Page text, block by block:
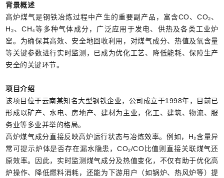
背景概述
高炉煤气是钢铁冶炼过程中产生的重要副产品，富含CO、CO₂、
H₂、CH₄等多种气体成分，广泛应用于发电、供热及各类工业炉
窑。为确保其高效、安全地回收利用，对煤气成分、热值及氧含量
等关键参数进行实时监测，已成为优化工艺、降低能耗、保障生产
安全的关键环节。
项目介绍
该项目位于云南某知名大型钢铁企业，公司成立于1998年，目前已
形成以矿产、水电、房地产、建材为主业，化工、建筑、物流、服
务业等多业并举的格局。
高炉煤气成分直接反映高炉运行状态与冶炼效率。例如，H₂含量异
常可提示炉体是否存在漏水隐患，CO₂/CO比值则直接关联煤气还
原效率。因此，实时监测煤气成分及热值变化，不仅有助于优化高
炉操作、降低燃料消耗，还能为下游用户（如锅炉、热风炉等）提